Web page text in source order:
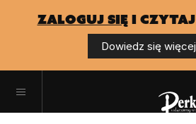
zaloguj sięi czytaj
Dowiedz się więcej